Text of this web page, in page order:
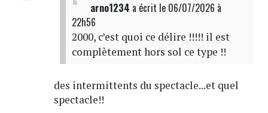
arno1234 a écrit le 06/07/2026 à
22h56
2000, c’est quoi ce délire !!!!! il est
complètement hors sol ce type !!
des intermittents du spectacle...et quel
spectacle!!